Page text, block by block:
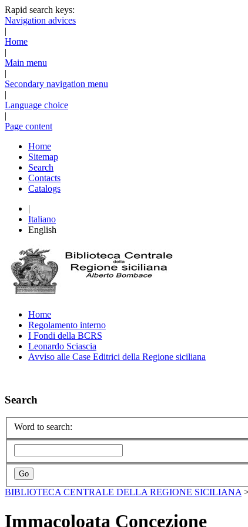
Rapid search keys:
Navigation advices
|
Home
|
Main menu
|
Secondary navigation menu
|
Language choice
|
Page content
Home
Sitemap
Search
Contacts
Catalogs
|
Italiano
English
Home
Regolamento interno
I Fondi della BCRS
Leonardo Sciascia
Avviso alle Case Editrici della Regione siciliana
Search
Word to search:
BIBLIOTECA CENTRALE DELLA REGIONE SICILIANA
Immacoloata Concezione